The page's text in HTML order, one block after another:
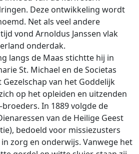
Deze ontwikkeling wordt
Net als veel andere
vond Arnoldus Janssen vlak
onderdak.
langs de Maas stichtte hij in
St. Michael en de Societas
van het Goddelijk
op het opleiden en uitzenden
In 1889 volgde de
van de Heilige Geest
bedoeld voor missiezusters
zorg en onderwijs. Vanwege het